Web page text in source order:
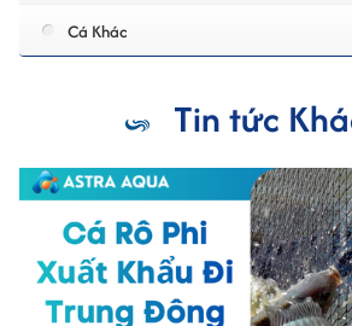
Cá Khác
Tin tức